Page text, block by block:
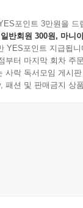
웃과 공동체를 위
經典)』에 나오
습니다. 피할 수
체적으로 힘듦
칙이기에 어찌할
포인트 3만원을 드
일반회원 300원, 마니
YES포인트 지급됩니
부터 마지막 회차 주
사락 독서모임 게시
패션 및 판매금지 상